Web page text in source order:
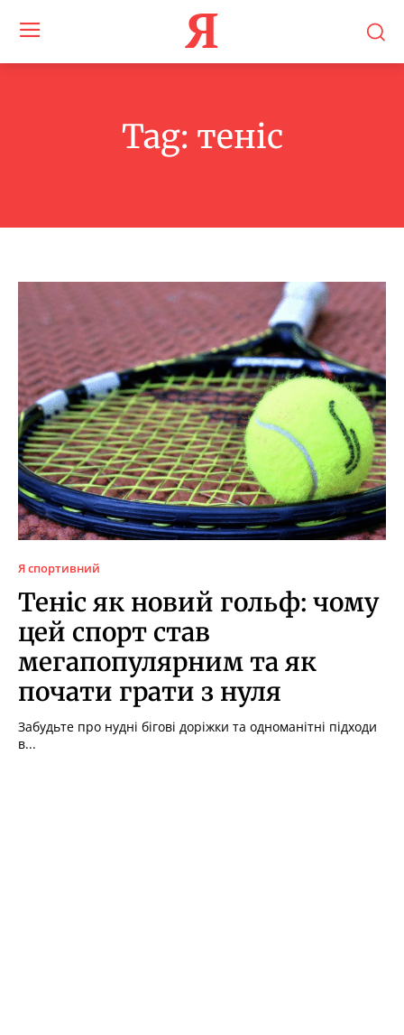
Я
Tag: теніс
Я спортивний
Теніс як новий гольф: чому
цей спорт став
мегапопулярним та як
почати грати з нуля
Забудьте про нудні бігові доріжки та одноманітні підходи
в...